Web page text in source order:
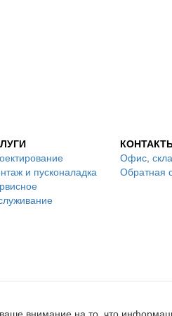
и пусконаладка
Офис,
Обратная
внимание на то, что